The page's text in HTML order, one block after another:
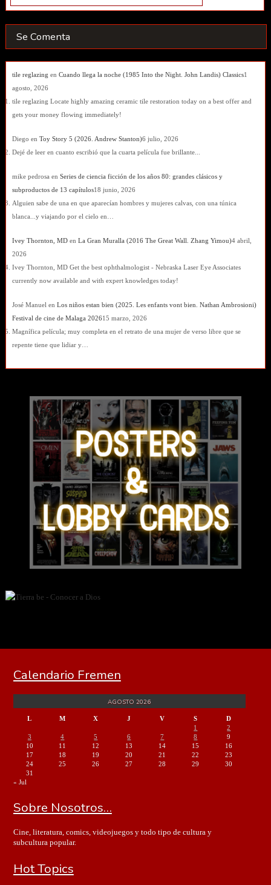
Se Comenta
tile reglazing en Cuando llega la noche (1985 Into the Night. John Landis) Classics1
agosto, 2026
tile reglazing Locate highly amazing ceramic tile restoration today on a best offer and
gets your money flowing immediately!
Diego en Toy Story 5 (2026. Andrew Stanton)6 julio, 2026
Dejé de leer en cuanto escribió que la cuarta película fue brillante...
mike pedrosa en Series de ciencia ficción de los años 80: grandes clásicos y
subproductos de 13 capítulos18 junio, 2026
Alguien sabe de una en que aparecían hombres y mujeres calvas, con una túnica
blanca...y viajando por el cielo en…
Ivey Thornton, MDen La Gran Muralla (2016 The Great Wall. Zhang Yimou)4 abril,
2026
Ivey Thornton, MD Get the best ophthalmologist - Nebraska Laser Eye Associates
currently now available and with expert knowledges today!
José Manuel en Los niños estan bien (2025. Les enfants vont bien. Nathan Ambrosioni)
Festival de cine de Malaga 202615 marzo, 2026
Magnífica película; muy completa en el retrato de una mujer de verso libre que se
repente tiene que lidiar y…
Calendario Fremen
AGOSTO 2026
L M X J V S
D
1
2
3
4 5 6 7 8
9
10
11 12 13 14 15
16
17
18 19 20 21 22
23
24
25 26 27 28 29
30
31
« Jul
Sobre Nosotros…
Cine, literatura, comics, videojuegos y todo tipo de cultura y
subcultura popular.
Hot Topics